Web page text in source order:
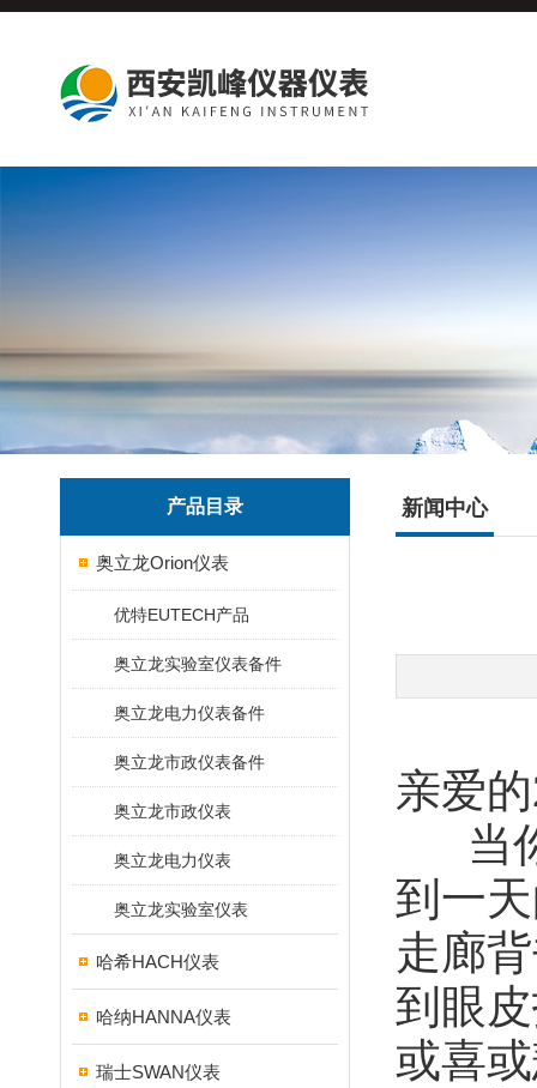
产品目录
奥立龙Orion仪表
优特EUTECH产品
奥立龙实验室仪表备件
奥立龙电力仪表备件
奥立龙市政仪表备件
奥立龙市政仪表
奥立龙电力仪表
奥立龙实验室仪表
哈希HACH仪表
哈纳HANNA仪表
瑞士SWAN仪表
新闻中心
亲爱
当你
到一
走廊
到眼
或喜